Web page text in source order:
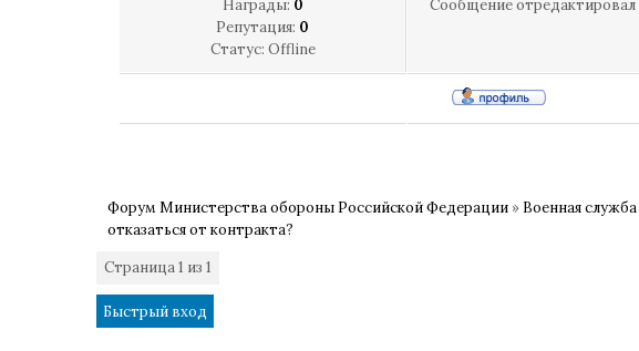
Награды: 0
Репутация: 0
Статус: Offline
Сообщение отредактировал
Форум Министерства обороны Российской Федерации » Военная служба
отказаться от контракта?
Страница1 из 1